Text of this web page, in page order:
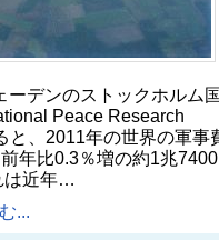
ーデンのストックホルム
Peace Research
と、2011年の世界の軍事
年比0.3％増の約1兆7400
は近年…
...